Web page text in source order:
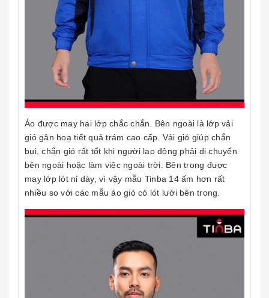
Áo được may hai lớp chắc chắn. Bên ngoài là lớp vải
gió gân hoạ tiết quả trám cao cấp. Vải gió giúp chắn
bụi, chắn gió rất tốt khi người lao động phải di chuyển
bên ngoài hoặc làm việc ngoài trời. Bên trong được
may lớp lót nỉ dày, vì vậy mẫu Tinba 14 ấm hơn rất
nhiều so với các mẫu áo gió có lót lưới bên trong.